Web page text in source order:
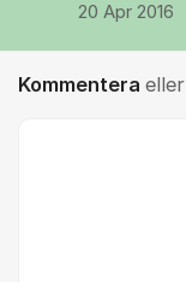
20 Apr 2016
Kommentera eller